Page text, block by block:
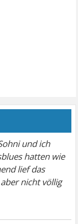
und ich
hatten wie
lief das
nicht völlig